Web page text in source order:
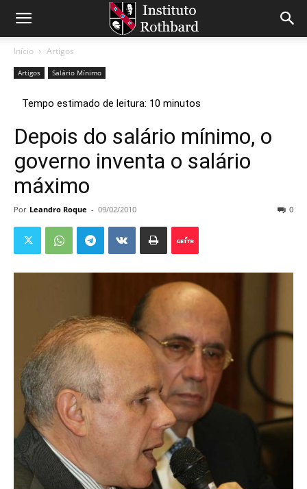
Início Artigos
Artigos Salário Mínimo
Depois do salário mínimo, o
governo inventa o salário
máximo
Por Leandro Roque - 09/02/2010 0